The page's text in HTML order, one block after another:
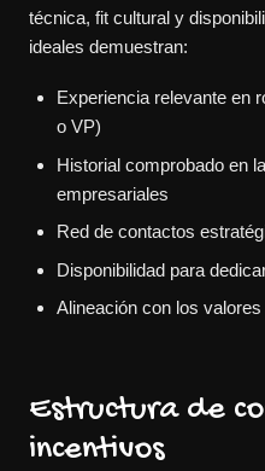
técnica, fit cultural y
ideales demuestran:
Experiencia relevante en
o VP)
Historial comprobado en
empresariales
Red de contactos
Disponibilidad para
Alineación con los
Estructura de
incentivos